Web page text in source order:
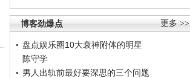
更多 >>
博客劲爆点
盘点娱乐圈10大衰神附体的明星
陈守学
男人出轨前最好要深思的三个问题